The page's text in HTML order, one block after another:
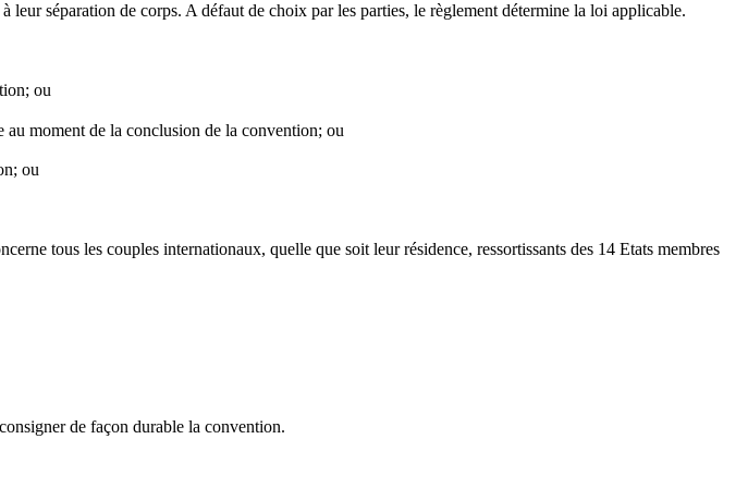
séparation de corps. A défaut de choix par les parties, le règlement détermine la loi applicable.
ou
moment de la conclusion de la convention; ou
ou
tous les couples internationaux, quelle que soit leur résidence, ressortissants des 14 Etats membres
de façon durable la convention.